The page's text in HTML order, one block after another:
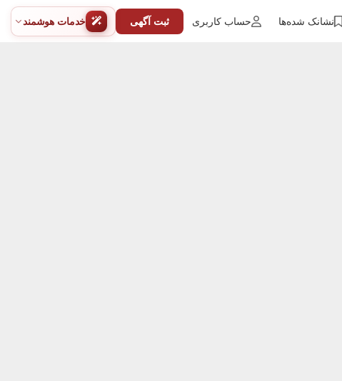
خدمات هوشمند ثبت آگهی حساب کاربری نشانک شده‌ها